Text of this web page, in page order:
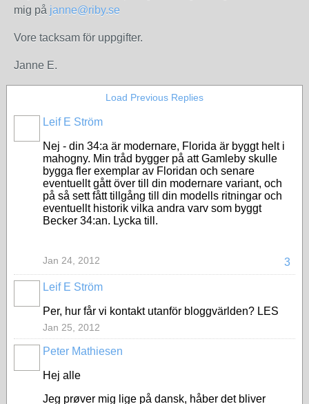
mig på janne@riby.se
Vore tacksam för uppgifter.
Janne E.
Load Previous Replies
Leif E Ström
Nej - din 34:a är modernare, Florida är byggt helt i
mahogny. Min tråd bygger på att Gamleby skulle
bygga fler exemplar av Floridan och senare
eventuellt gått över till din modernare variant, och
på så sett fått tillgång till din modells ritningar och
eventuellt historik vilka andra varv som byggt
Becker 34:an. Lycka till.
3
Jan 24, 2012
Leif E Ström
Per, hur får vi kontakt utanför bloggvärlden? LES
Jan 25, 2012
Peter Mathiesen
Hej alle
Jeg prøver mig lige på dansk, håber det bliver